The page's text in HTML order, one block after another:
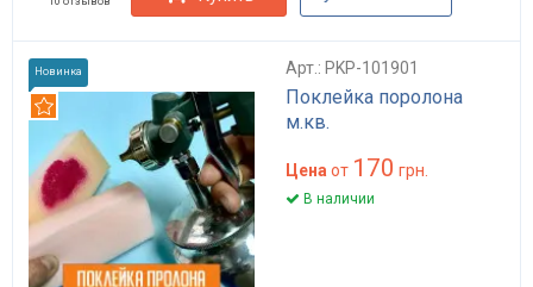
Новинка Арт.: PKP-101901
Поклейка поролона
м.кв.
Цена от 170 грн.
В наличии